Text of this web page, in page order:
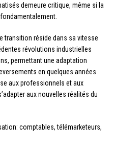
demeure critique, même si la
transition réside dans sa vitesse
révolutions industrielles
permettant une adaptation
en quelques années
aux professionnels et aux
aux nouvelles réalités du
comptables, télémarketeurs,